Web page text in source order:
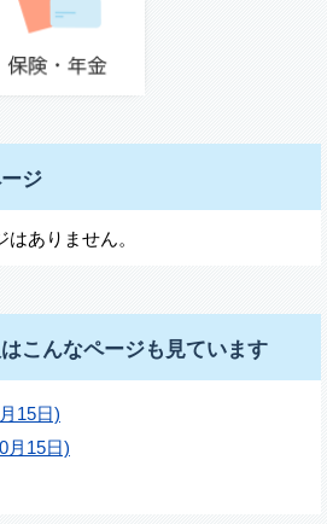
ジ
ありません。
こんなページも見ています
15日)
月15日)